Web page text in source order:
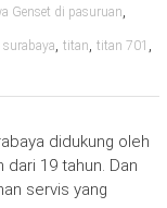
Genset di pasuruan,
, titan, titan 701 ,
didukung oleh
19 tahun. Dan
servis yang